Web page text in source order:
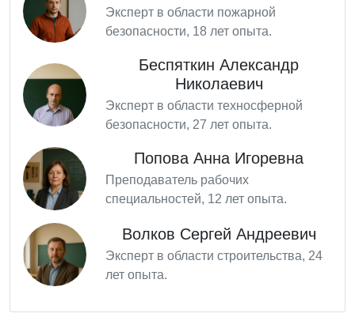
Эксперт в области пожарной
безопасности, 18 лет опыта.
Беспяткин Александр
Николаевич
Эксперт в области техносферной
безопасности, 27 лет опыта.
Попова Анна Игоревна
Преподаватель рабочих
специальностей, 12 лет опыта.
Волков Сергей Андреевич
Эксперт в области строительства, 24
лет опыта.